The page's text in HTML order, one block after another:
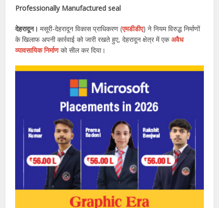
Professionally Manufactured seal
देहरादून।मसूरी-देहरादून विकास प्राधिकरण (एमडीडीए) ने नियम विरुद्ध निर्माणों
के खिलाफ अपनी कार्रवाई को जारी रखते हुए, देहरादून क्षेत्र में एकअवैध
व्यावसायिक निर्माणको सील कर दिया।